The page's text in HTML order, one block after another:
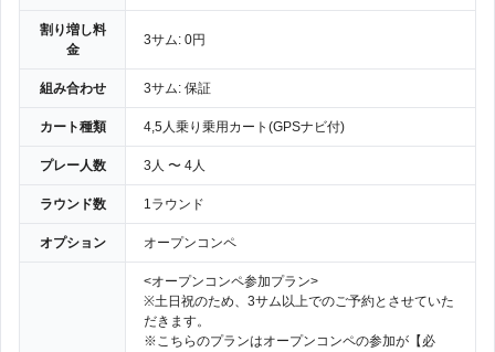
割り増し料
金
3サム: 0円
組み合わせ 3サム: 保証
カート種類 4,5人乗り乗用カート(GPSナビ付)
プレー人数 3人 〜 4人
ラウンド数 1ラウンド
オプション オープンコンペ
<オープンコンペ参加プラン>
※土日祝のため、3サム以上でのご予約とさせていた
だきます。
※こちらのプランはオープンコンペの参加が【必